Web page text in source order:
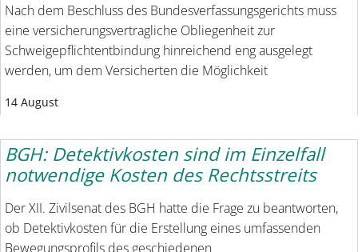
Nach dem Beschluss des Bundesverfassungsgerichts muss
eine versicherungsvertragliche Obliegenheit zur
Schweigepflichtentbindung hinreichend eng ausgelegt
werden, um dem Versicherten die Möglichkeit
14 August
BGH: Detektivkosten sind im Einzelfall
notwendige Kosten des Rechtsstreits
Der XII. Zivilsenat des BGH hatte die Frage zu beantworten,
ob Detektivkosten für die Erstellung eines umfassenden
Bewegungsprofils des geschiedenen